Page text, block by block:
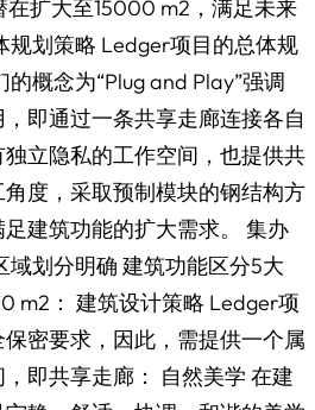
在扩大至15000 m2，满足未来
规划策略 Ledger项目的总体规
概念为“Plug and Play”强调
即通过一条共享走廊连接各自
立隐私的工作空间，也提供共
度，采取预制模块的钢结构方
建筑功能的扩大需求。 集办
域划分明确 建筑功能区分5大
m2： 建筑设计策略 Ledger项
密要求，因此，需提供一个属
即共享走廊： 自然美学 在建